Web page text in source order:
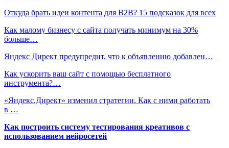
Откуда брать идеи контента для B2B? 15 подсказок для всех
Как малому бизнесу с сайта получать минимум на 30%
больше…
Яндекс Директ предупредит, что к объявлению добавлен…
Как ускорить ваш сайт с помощью бесплатного
инструмента?…
«Яндекс.Директ» изменил стратегии. Как с ними работать
в …
Как построить систему тестирования креативов с
использованием нейросетей